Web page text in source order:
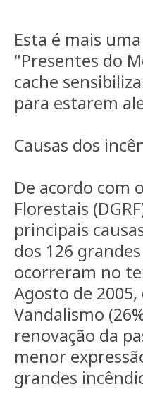
Esta é mais
"Presentes do
cache
para estarem
Causas dos
De acordo com
Florestais
principais
dos 126
ocorreram no
Agosto de
Vandalismo
renovação da
menor
grandes